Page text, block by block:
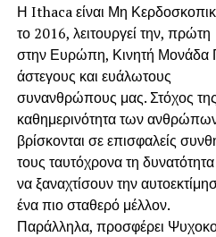
Η Ithaca είναι Μη
το 2016, λειτουργεί την, πρώτη
στην Ευρώπη, Κινητή Μονάδα
άστεγους και ευάλωτους
συνανθρώπους μας. Στόχος της
καθημερινότητα των
βρίσκονται σε επισφαλείς
τους ταυτόχρονα τη δυνατότητα
να ξαναχτίσουν την
ένα πιο σταθερό μέλλον.
Παράλληλα, προσφέρει